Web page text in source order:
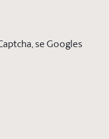
se Googles